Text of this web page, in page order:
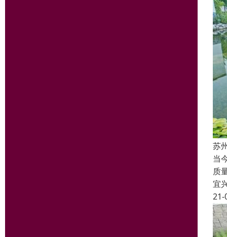
苏
当
质
宜
21-